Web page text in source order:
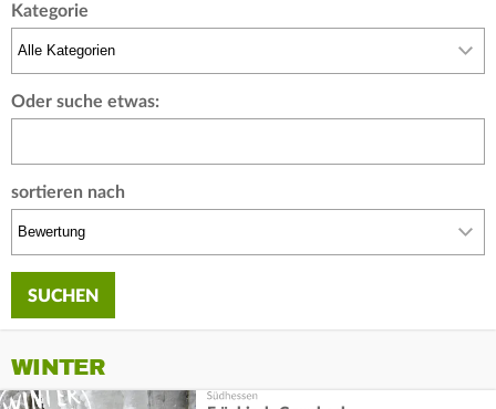
Kategorie
Oder suche etwas:
sortieren nach
WINTER